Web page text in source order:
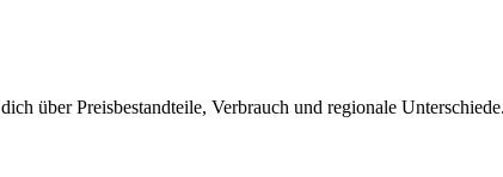
über Preisbestandteile, Verbrauch und regionale